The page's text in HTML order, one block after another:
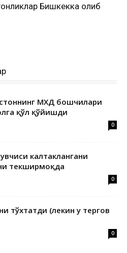
Бишкекка олиб
МХДҚ бошчилари
қўл қўйишди
0
калтаклангани
текширмоқда
0
тўхтатди (лекин у тергов
0